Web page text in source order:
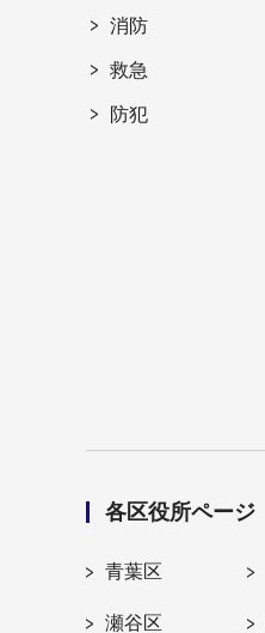
消防
救急
防犯
各区役所ページ
青葉区
瀬谷区